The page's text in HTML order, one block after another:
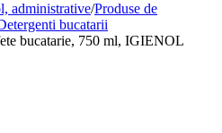
administrative/Produse de
bucatarii
bucatarie, 750 ml, IGIENOL